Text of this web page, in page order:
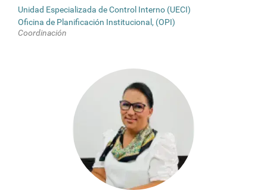
Unidad Especializada de Control Interno (UECI)
Oficina de Planificación Institucional, (OPI)
Coordinación